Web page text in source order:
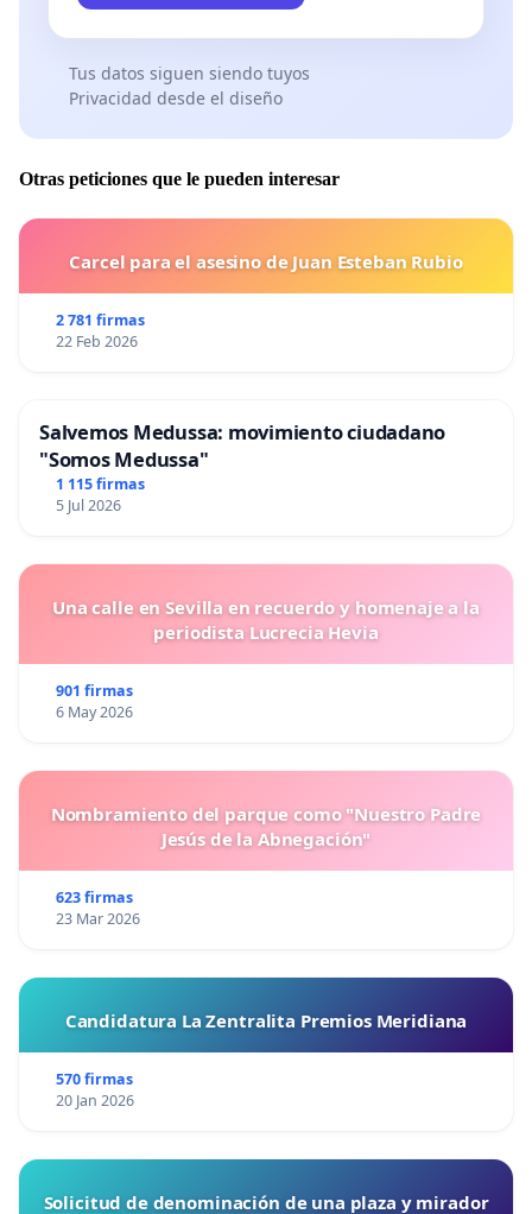
Tus datos siguen siendo tuyos
Privacidad desde el diseño
Otras peticiones que le pueden interesar
Carcel para el asesino de Juan Esteban Rubio
2 781 firmas
22 Feb 2026
Salvemos Medussa: movimiento ciudadano
"Somos Medussa"
1 115 firmas
5 Jul 2026
Una calle en Sevilla en recuerdo y homenaje a la
periodista Lucrecia Hevia
901 firmas
6 May 2026
Nombramiento del parque como "Nuestro Padre
Jesús de la Abnegación"
623 firmas
23 Mar 2026
Candidatura La Zentralita Premios Meridiana
570 firmas
20 Jan 2026
Solicitud de denominación de una plaza y mirador